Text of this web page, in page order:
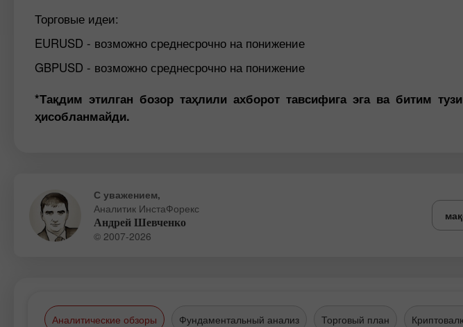
Торговые идеи:
EURUSD - возможно среднесрочно на понижение
GBPUSD - возможно среднесрочно на понижение
*Тақдим этилган бозор таҳлили ахборот тавсифига эга ва битим
ҳисобланмайди.
С уважением,
Аналитик ИнстаФорекс
Андрей Шевченко
© 2007-2026
Аналитические обзоры Фундаментальный анализ Торговый план